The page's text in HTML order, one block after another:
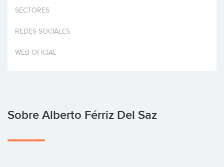
Invertir
SECTORES
REDES SOCIALES
WEB OFICIAL
Sobre Alberto Férriz Del Saz